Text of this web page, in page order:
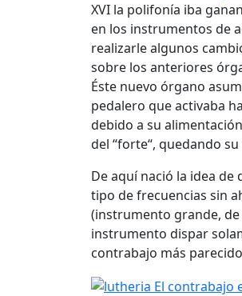
XVI la polifonía iba
en los instrumentos de
realizarle algunos
sobre los anteriores
Éste nuevo órgano
pedalero que activaba
debido a su
del “forte“, quedando
De aquí nació la idea
tipo de frecuencias sin
(instrumento grande, de
instrumento dispar
contrabajo más